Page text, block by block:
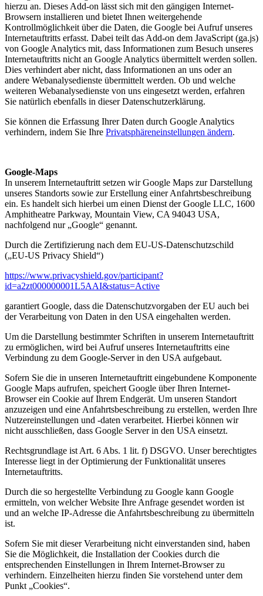
hierzu an. Dieses Add-on lässt sich mit den gängigen Internet-
Browsern installieren und bietet Ihnen weitergehende
Kontrollmöglichkeit über die Daten, die Google bei Aufruf unseres
Internetauftritts erfasst. Dabei teilt das Add-on dem JavaScript (ga.js)
von Google Analytics mit, dass Informationen zum Besuch unseres
Internetauftritts nicht an Google Analytics übermittelt werden sollen.
Dies verhindert aber nicht, dass Informationen an uns oder an
andere Webanalysedienste übermittelt werden. Ob und welche
weiteren Webanalysedienste von uns eingesetzt werden, erfahren
Sie natürlich ebenfalls in dieser Datenschutzerklärung.
Sie können die Erfassung Ihrer Daten durch Google Analytics
verhindern, indem Sie Ihre Privatsphäreneinstellungen ändern.
Google-Maps
In unserem Internetauftritt setzen wir Google Maps zur Darstellung
unseres Standorts sowie zur Erstellung einer Anfahrtsbeschreibung
ein. Es handelt sich hierbei um einen Dienst der Google LLC, 1600
Amphitheatre Parkway, Mountain View, CA 94043 USA,
nachfolgend nur „Google“ genannt.
Durch die Zertifizierung nach dem EU-US-Datenschutzschild
(„EU-US Privacy Shield“)
https://www.privacyshield.gov/participant?
id=a2zt000000001L5AAI&status=Active
garantiert Google, dass die Datenschutzvorgaben der EU auch bei
der Verarbeitung von Daten in den USA eingehalten werden.
Um die Darstellung bestimmter Schriften in unserem Internetauftritt
zu ermöglichen, wird bei Aufruf unseres Internetauftritts eine
Verbindung zu dem Google-Server in den USA aufgebaut.
Sofern Sie die in unseren Internetauftritt eingebundene Komponente
Google Maps aufrufen, speichert Google über Ihren Internet-
Browser ein Cookie auf Ihrem Endgerät. Um unseren Standort
anzuzeigen und eine Anfahrtsbeschreibung zu erstellen, werden Ihre
Nutzereinstellungen und -daten verarbeitet. Hierbei können wir
nicht ausschließen, dass Google Server in den USA einsetzt.
Rechtsgrundlage ist Art. 6 Abs. 1 lit. f) DSGVO. Unser berechtigtes
Interesse liegt in der Optimierung der Funktionalität unseres
Internetauftritts.
Durch die so hergestellte Verbindung zu Google kann Google
ermitteln, von welcher Website Ihre Anfrage gesendet worden ist
und an welche IP-Adresse die Anfahrtsbeschreibung zu übermitteln
ist.
Sofern Sie mit dieser Verarbeitung nicht einverstanden sind, haben
Sie die Möglichkeit, die Installation der Cookies durch die
entsprechenden Einstellungen in Ihrem Internet-Browser zu
verhindern. Einzelheiten hierzu finden Sie vorstehend unter dem
Punkt „Cookies“.